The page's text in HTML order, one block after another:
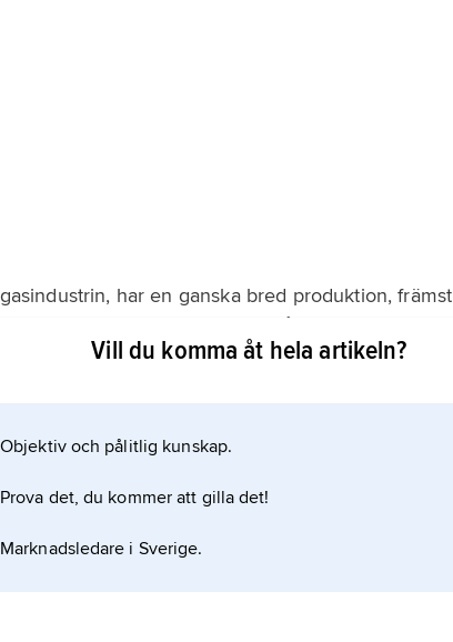
har en ganska bred produktion, främst
är mest inriktad på textilier, drycker,
Dessutom finns bland annat däck- och
och farmaceutisk industri.
Vill du komma åt hela artikeln?
Objektiv och pålitlig kunskap.
Prova det, du kommer att gilla det!
Marknadsledare i Sverige.